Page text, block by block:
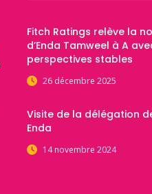
Fitch Ratings relève la
d’Enda Tamweel à A
perspectives stables
26 décembre 2025
Visite de la délégation
Enda
14 novembre 2024